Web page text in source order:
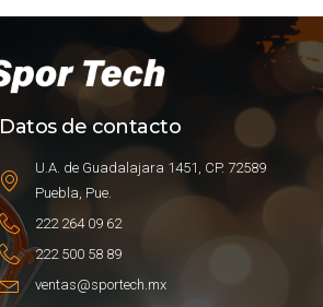
Datos de contacto
U.A. de Guadalajara 1451, CP. 72589
Puebla, Pue.
222 264 09 62
222 500 58 89
ventas@sportech.mx